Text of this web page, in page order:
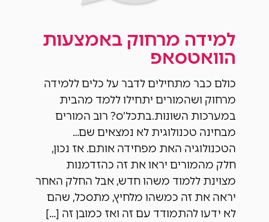
למידה מרחוק באמצעות
הוואטסאפ
כולם כבר מתחילים לדבר על כלים ללמידה
מרחוק ושהמורים יתחילו ללמד מהבית
במערכות השונות.בתכל'ס? רוב המורים
מבחינה טכנולוגית לא נמצאים שם…
הטכנולוגיה האת מפחידה אותם. אז נכון,
חלק מהמורים יראו את זה כהזדמנות
מצוינת ללמוד משהו חדש, אבל החלק האחר
יראה את זה כמשהו מלחיץ, מתסכל, שהם
לא ידעו להתמודד עם זה ואז כמובן זה […]